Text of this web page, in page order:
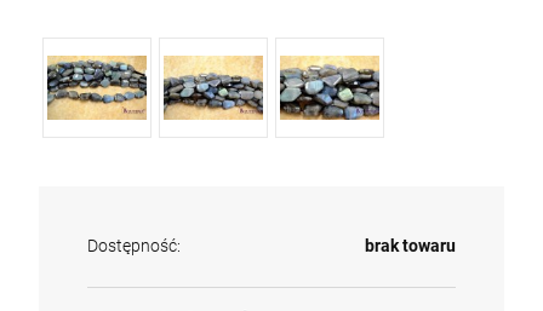
Dostępność: brak towaru